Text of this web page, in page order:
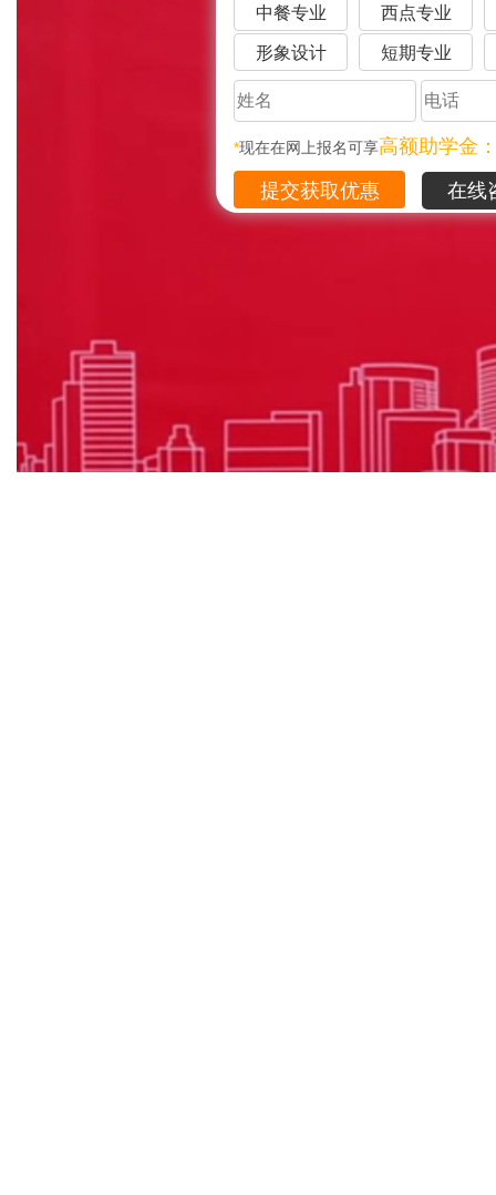
中餐专业 西点专业
形象设计 短期专业
*现在在网上报名可享高额助学金
在线